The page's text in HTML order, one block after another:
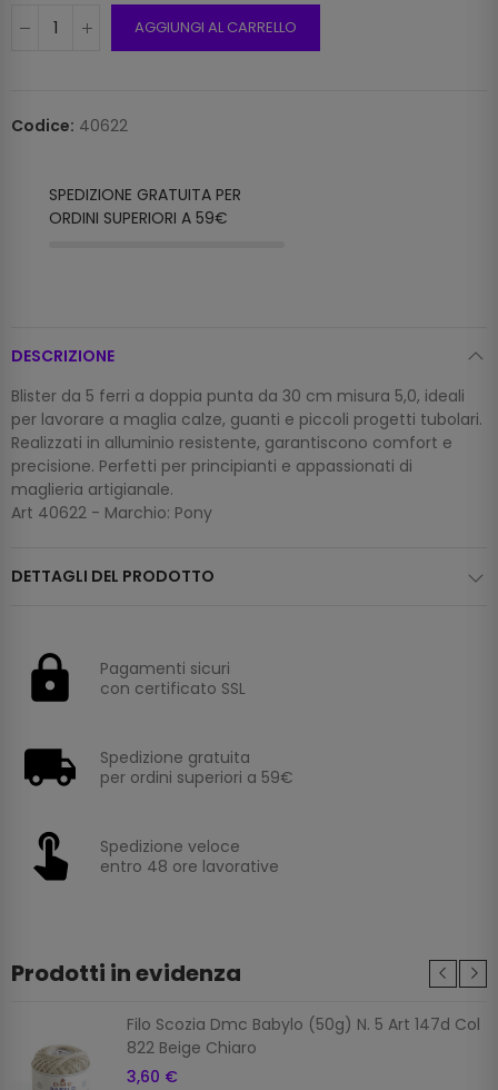
AGGIUNGI AL CARRELLO
Codice: 40622
SPEDIZIONE GRATUITA PER
ORDINI SUPERIORI A 59€
DESCRIZIONE
Blister da 5 ferri a doppia punta da 30 cm misura 5,0, ideali
per lavorare a maglia calze, guanti e piccoli progetti tubolari.
Realizzati in alluminio resistente, garantiscono comfort e
precisione. Perfetti per principianti e appassionati di
maglieria artigianale.
Art 40622 - Marchio: Pony
DETTAGLI DEL PRODOTTO
Pagamenti sicuri
con certificato SSL
Spedizione gratuita
per ordini superiori a 59€
Spedizione veloce
entro 48 ore lavorative
Prodotti in evidenza
Filo Scozia Dmc Babylo (50g) N. 5 Art 147d Col
822 Beige Chiaro
3,60 €